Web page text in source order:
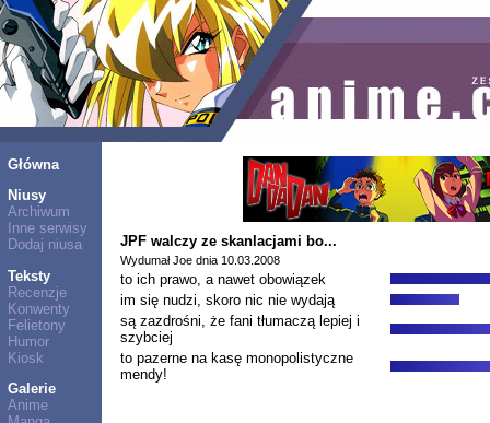
Główna
Niusy
Archiwum
Inne serwisy
Dodaj niusa
Teksty
Recenzje
Konwenty
Felietony
Humor
Kiosk
Galerie
Anime
JPF walczy ze skanlacjami bo...
Wydumał Joe dnia 10.03.2008
to ich prawo, a nawet obowiązek
im się nudzi, skoro nic nie wydają
są zazdrośni, że fani tłumaczą lepiej i
szybciej
to pazerne na kasę monopolistyczne
mendy!